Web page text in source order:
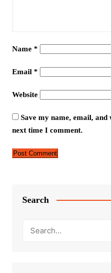
Name *
Email *
Website
Save my name, email,
next time I comment.
Search